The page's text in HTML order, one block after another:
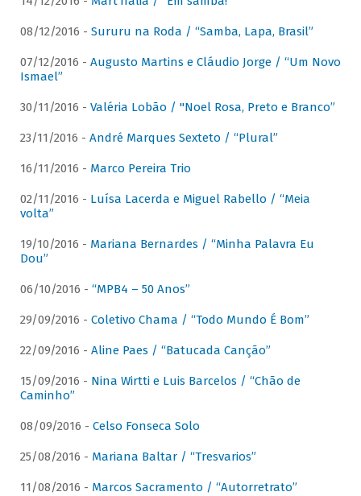
08/12/2016 - Sururu na Roda / “Samba, Lapa, Brasil”
07/12/2016 - Augusto Martins e Cláudio Jorge / “Um Novo
Ismael”
30/11/2016 - Valéria Lobão / "Noel Rosa, Preto e Branco”
23/11/2016 - André Marques Sexteto / “Plural”
16/11/2016 - Marco Pereira Trio
02/11/2016 - Luísa Lacerda e Miguel Rabello / “Meia
volta”
19/10/2016 - Mariana Bernardes / “Minha Palavra Eu
Dou”
06/10/2016 - “MPB4 – 50 Anos”
29/09/2016 - Coletivo Chama / “Todo Mundo É Bom”
22/09/2016 - Aline Paes / “Batucada Canção”
15/09/2016 - Nina Wirtti e Luis Barcelos / “Chão de
Caminho”
08/09/2016 - Celso Fonseca Solo
25/08/2016 - Mariana Baltar / “Tresvarios”
11/08/2016 - Marcos Sacramento / “Autorretrato”